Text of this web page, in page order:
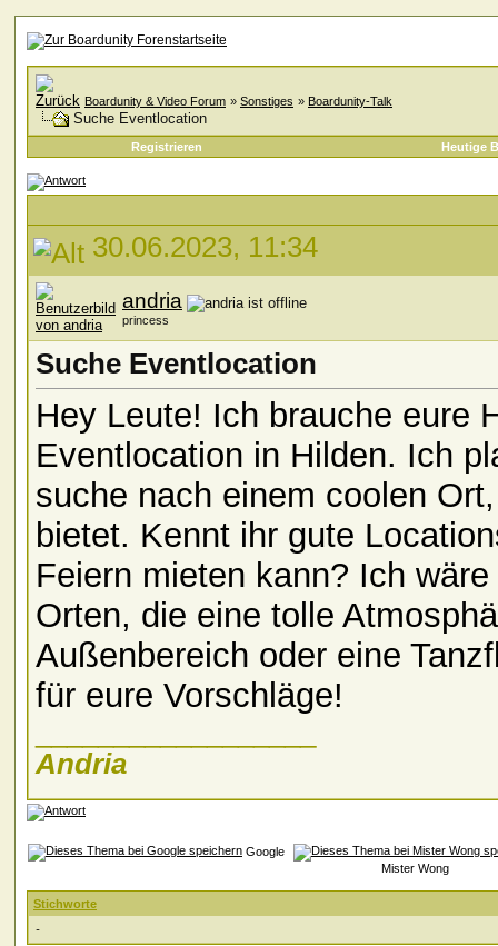
Boardunity & Video Forum » Sonstiges » Boardunity-Talk
Suche Eventlocation
Registrieren Heutige
30.06.2023, 11:34
andria
princess
Suche Eventlocation
Hey Leute! Ich brauche eure
Eventlocation in Hilden. Ich
suche nach einem coolen
bietet. Kennt ihr gute
Feiern mieten kann? Ich
Orten, die eine tolle
Außenbereich oder eine
für eure Vorschläge!
Andria
Google
Mister Wong
Stichworte
-